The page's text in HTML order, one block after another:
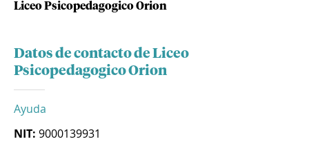
Liceo Psicopedagogico Orion
Datos de contacto de Liceo
Psicopedagogico Orion
Ayuda
NIT: 9000139931